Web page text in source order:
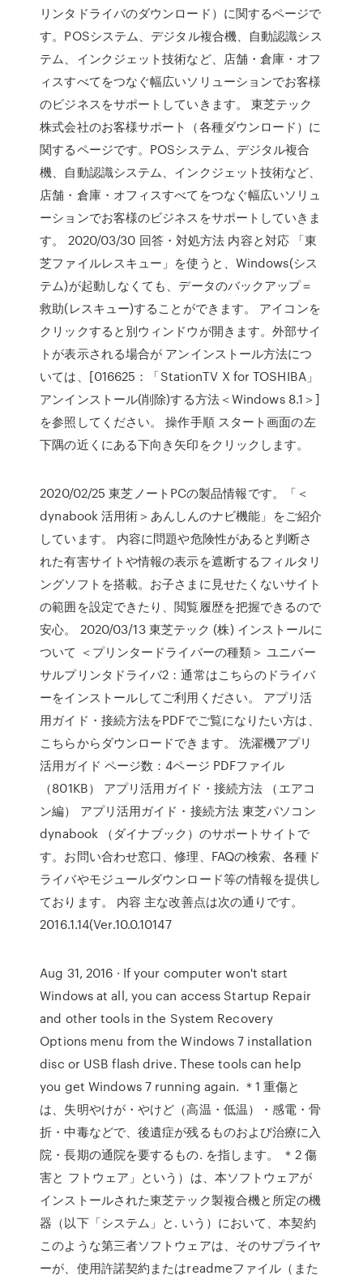
リンタドライバのダウンロード）に関するページで
す。POSシステム、デジタル複合機、自動認識シス
テム、インクジェット技術など、店舗・倉庫・オフ
ィスすべてをつなぐ幅広いソリューションでお客様
のビジネスをサポートしていきます。 東芝テック
株式会社のお客様サポート（各種ダウンロード）に
関するページです。POSシステム、デジタル複合
機、自動認識システム、インクジェット技術など、
店舗・倉庫・オフィスすべてをつなぐ幅広いソリュ
ーションでお客様のビジネスをサポートしていきま
す。 2020/03/30 回答・対処方法 内容と対応 「東
芝ファイルレスキュー」を使うと、Windows(シス
テム)が起動しなくても、データのバックアップ＝
救助(レスキュー)することができます。 アイコンを
クリックすると別ウィンドウが開きます。外部サイ
トが表示される場合が アンインストール方法につ
いては、[016625：「StationTV X for TOSHIBA」
アンインストール(削除)する方法＜Windows 8.1＞]
を参照してください。 操作手順 スタート画面の左
下隅の近くにある下向き矢印をクリックします。
2020/02/25 東芝ノートPCの製品情報です。「＜
dynabook 活用術＞あんしんのナビ機能」をご紹介
しています。 内容に問題や危険性があると判断さ
れた有害サイトや情報の表示を遮断するフィルタリ
ングソフトを搭載。お子さまに見せたくないサイト
の範囲を設定できたり、閲覧履歴を把握できるので
安心。 2020/03/13 東芝テック (株) インストールに
ついて ＜プリンタードライバーの種類＞ ユニバー
サルプリンタドライバ2：通常はこちらのドライバ
ーをインストールしてご利用ください。 アプリ活
用ガイド・接続方法をPDFでご覧になりたい方は、
こちらからダウンロードできます。 洗濯機アプリ
活用ガイド ページ数：4ページ PDFファイル
（801KB） アプリ活用ガイド・接続方法 （エアコ
ン編） アプリ活用ガイド・接続方法 東芝パソコン
dynabook （ダイナブック）のサポートサイトで
す。お問い合わせ窓口、修理、FAQの検索、各種ド
ライバやモジュールダウンロード等の情報を提供し
ております。 内容 主な改善点は次の通りです。
2016.1.14(Ver.10.0.10147
Aug 31, 2016 · If your computer won't start
Windows at all, you can access Startup Repair
and other tools in the System Recovery
Options menu from the Windows 7 installation
disc or USB flash drive. These tools can help
you get Windows 7 running again. ＊1 重傷と
は、失明やけが・やけど（高温・低温）・感電・骨
折・中毒などで、後遺症が残るものおよび治療に入
院・長期の通院を要するもの. を指します。 ＊2 傷
害と フトウェア」という）は、本ソフトウェアが
インストールされた東芝テック製複合機と所定の機
器（以下「システム」と. いう）において、本契約
このような第三者ソフトウェアは、そのサプライヤ
ーが、使用許諾契約またはreadmeファイル（また